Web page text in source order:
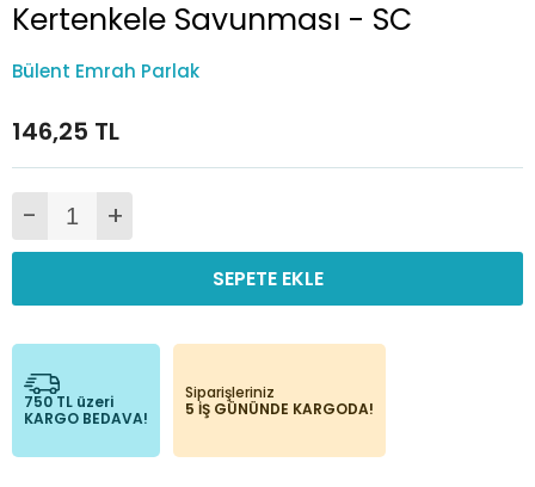
Kertenkele Savunması - SC
Bülent Emrah Parlak
146,25 TL
- +
SEPETE EKLE
750 TL üzeri
KARGO BEDAVA!
Siparişleriniz
5 İŞ GÜNÜNDE KARGODA!